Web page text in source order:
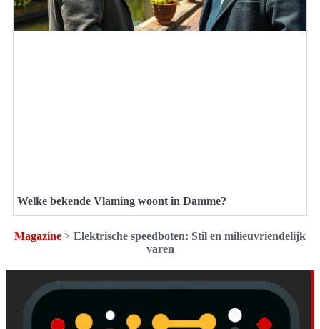
Welke bekende Vlaming woont in Damme?
Magazine > Elektrische speedboten: Stil en milieuvriendelijk
varen